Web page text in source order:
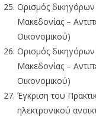
Ορισμός δικηγόρων
Μακεδονίας –
Οικονομικού)
Ορισμός δικηγόρων
Μακεδονίας –
Οικονομικού)
Έγκριση του
ηλεκτρονικού